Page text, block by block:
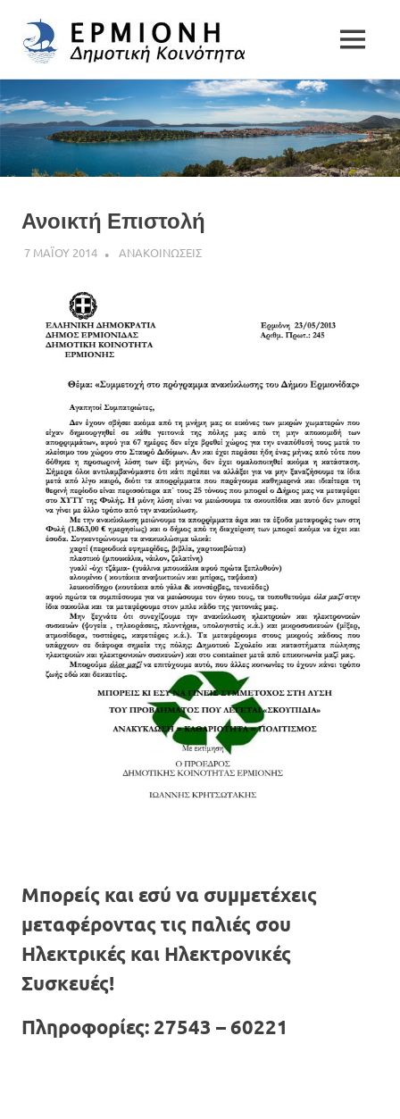
to
content
Δημοτική
Κοινότητα
Ερμιόνης
MENU
Ανοικτή Επιστολή
7 ΜΑΪΟΥ 2014 ADMIN
ΑΝΑΚΟΙΝΩΣΕΙΣ
Μπορείς και εσύ να συμμετέχεις
μεταφέροντας τις παλιές σου
Ηλεκτρικές και Ηλεκτρονικές
Συσκευές!
Πληροφορίες: 27543 – 60221